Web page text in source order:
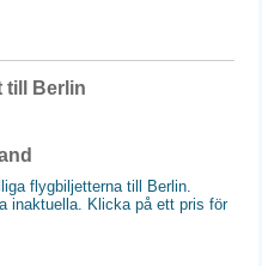
till Berlin
flygbiljetterna till Berlin.
inaktuella. Klicka på ett pris för